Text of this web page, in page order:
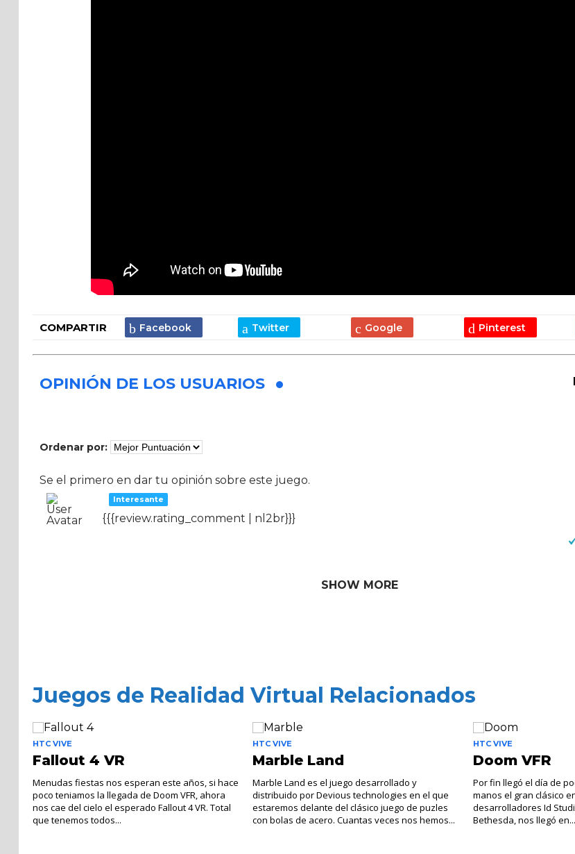
COMPARTIR
OPINIÓN DE LOS USUARIOS
Ordenar por:
Se el primero en dar tu opinión sobre este juego.
Interesante
{{{review.rating_comment | nl2br}}}
SHOW MORE
Juegos de Realidad Virtual Relacionados
HTC VIVE
Fallout 4 VR
Menudas fiestas nos esperan este años, si hace
poco teniamos la llegada de Doom VFR, ahora
nos cae del cielo el esperado Fallout 4 VR. Total
que tenemos todos...
HTC VIVE
Marble Land
Marble Land es el juego desarrollado y
distribuido por Devious technologies en el que
estaremos delante del clásico juego de puzles
con bolas de acero. Cuantas veces nos hemos...
HTC VIVE
Doom VFR
Por fin llegó el día de
manos el gran clásico
desarrolladores Id
Bethesda, nos llegó en...